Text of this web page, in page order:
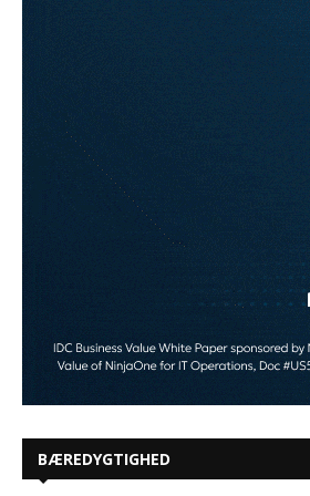
BÆREDYGTIGHED